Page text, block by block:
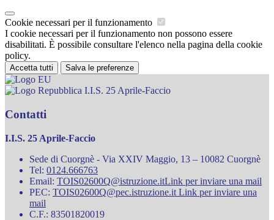
Cookie necessari per il funzionamento
I cookie necessari per il funzionamento non possono essere
disabilitati. È possibile consultare l'elenco nella pagina della cookie
policy.
Accetta tutti Salva le preferenze
I.I.S. 25 Aprile-Faccio
Contatti
I.I.S. 25 Aprile-Faccio
Sede di Cuorgnè - Via XXIV Maggio, 13 – 10082 Cuorgnè
Tel: 0124.666763
Email: TOIS02600Q@istruzione.itLink per inviare una mail
PEC: TOIS02600Q@pec.istruzione.it Link per inviare una
mail
C.F.: 83501820019